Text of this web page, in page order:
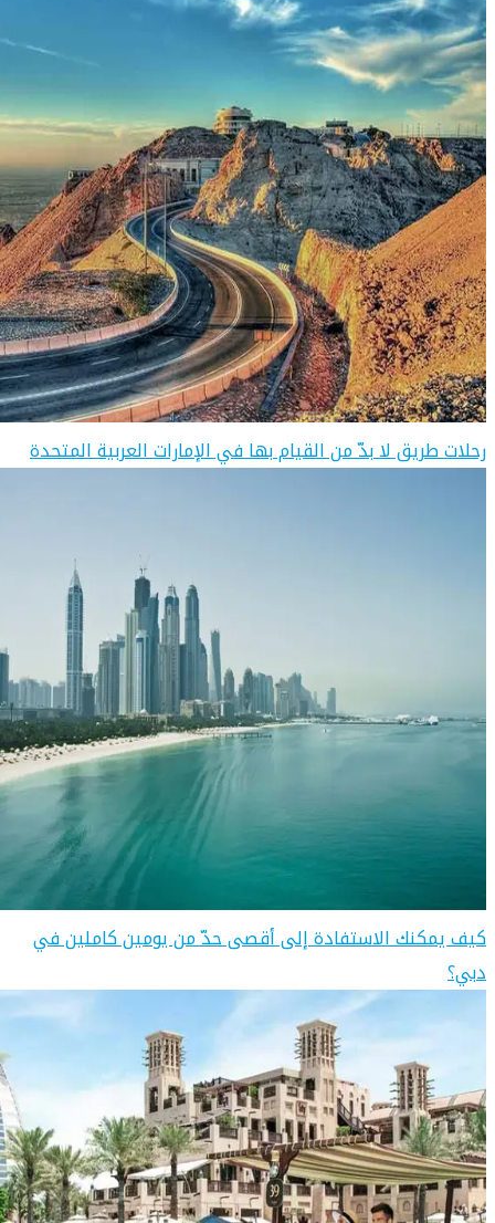
رحلات طريق لا بدّ من القيام بها في الإمارات العربية المتحدة
كيف يمكنك الاستفادة إلى أقصى حدّ من يومين كاملين في
دبي؟